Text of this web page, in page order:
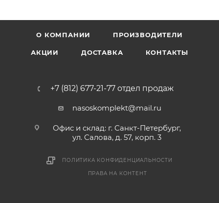
О КОМПАНИИ ПРОИЗВОДИТЕЛИ
АКЦИИ ДОСТАВКА КОНТАКТЫ
+7 (812) 677-21-77 отдел продаж
nasoskomplekt@mail.ru
Офис и склад: г. Санкт-Петербург,
ул. Салова, д. 57, корп. 3
ПОЛИТИКА КОНФИДЕНЦИАЛЬНОСТИ
ПРАВА НА КОНТЕНТ